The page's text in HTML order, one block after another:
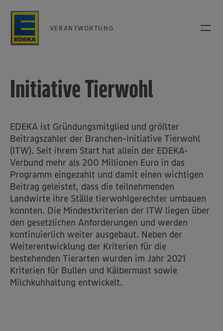
VERANTWORTUNG
Initiative Tierwohl
EDEKA ist Gründungsmitglied und größter
Beitragszahler der Branchen-Initiative Tierwohl
(ITW). Seit ihrem Start hat allein der EDEKA-
Verbund mehr als 200 Millionen Euro in das
Programm eingezahlt und damit einen wichtigen
Beitrag geleistet, dass die teilnehmenden
Landwirte ihre Ställe tierwohlgerechter umbauen
konnten. Die Mindestkriterien der ITW liegen über
den gesetzlichen Anforderungen und werden
kontinuierlich weiter ausgebaut. Neben der
Weiterentwicklung der Kriterien für die
bestehenden Tierarten wurden im Jahr 2021
Kriterien für Bullen und Kälbermast sowie
Milchkuhhaltung entwickelt.